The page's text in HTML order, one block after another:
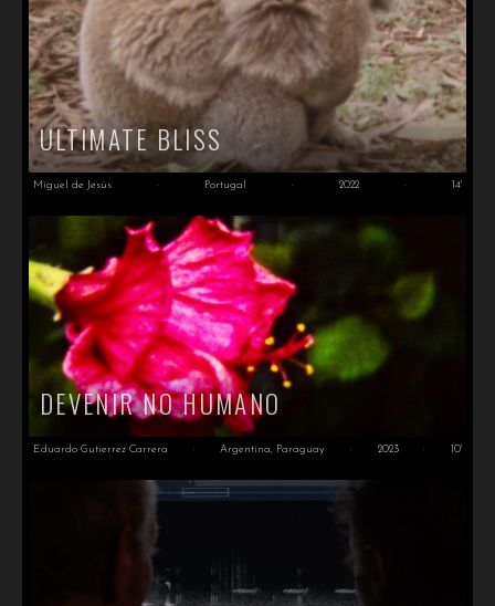
ULTIMATE BLISS
Miguel de Jesús · Portugal · 2022 · 14'
DEVENIR NO HUMANO
Eduardo Gutierrez Carrera · Argentina, Paraguay · 2023 · 10'